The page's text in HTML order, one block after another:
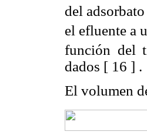
del
el efluente a
función del
dados [ 16 ] .
El volumen